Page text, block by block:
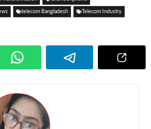
telecom Bangladesh Telecom Industry